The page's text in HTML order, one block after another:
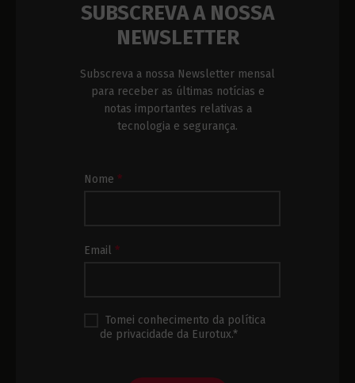
SUBSCREVA A NOSSA
NEWSLETTER
Subscreva a nossa Newsletter mensal
para receber as últimas notícias e
notas importantes relativas a
tecnologia e segurança.
Subscrição
Nome*
Email*
Tomei conhecimento da política
de privacidade da Eurotux.*